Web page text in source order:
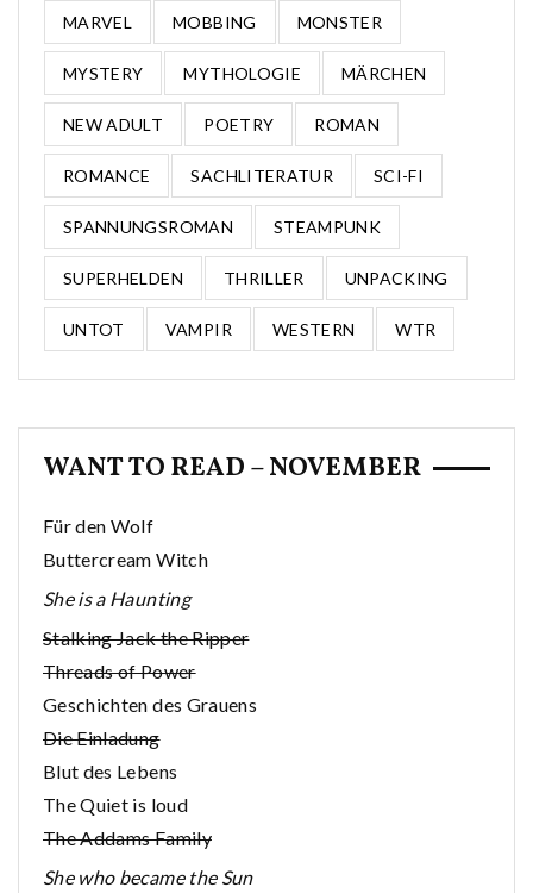
MARVEL MOBBING MONSTER
MYSTERY MYTHOLOGIE MÄRCHEN
NEW ADULT POETRY ROMAN
ROMANCE SACHLITERATUR SCI-FI
SPANNUNGSROMAN STEAMPUNK
SUPERHELDEN THRILLER UNPACKING
UNTOT VAMPIR WESTERN WTR
WANT TO READ – NOVEMBER
Für den Wolf
Buttercream Witch
She is a Haunting
Stalking Jack the Ripper
Threads of Power
Geschichten des Grauens
Die Einladung
Blut des Lebens
The Quiet is loud
The Addams Family
She who became the Sun